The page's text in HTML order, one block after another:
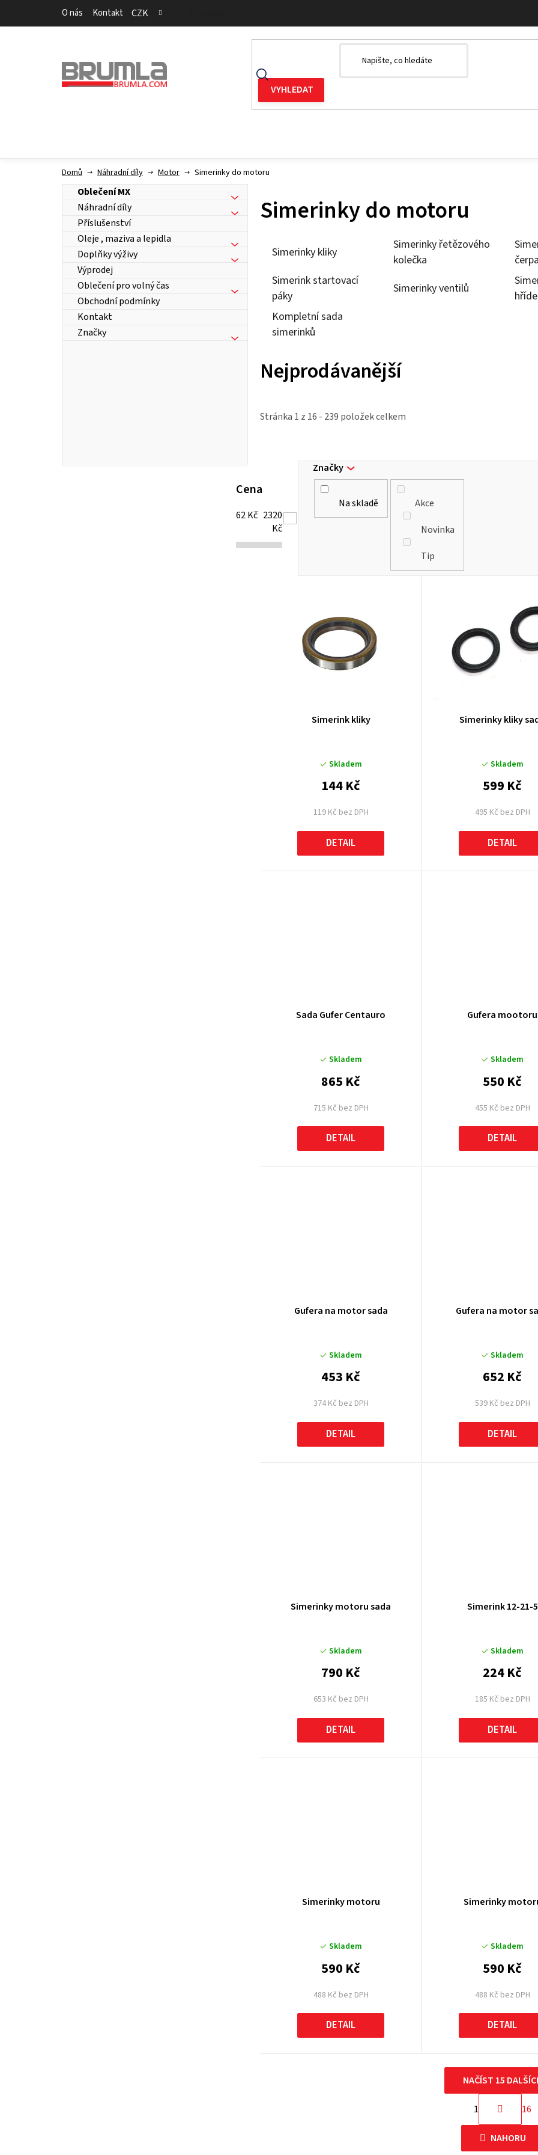
O nás Kontakt CZK
Domů Náhradní díly Motor Simerinky do motoru
Oblečení MX
Náhradní díly
Příslušenství
Oleje , maziva a lepidla
Doplňky výživy
Výprodej
Oblečení pro volný čas
Obchodní podmínky
Kontakt
Značky
Simerinky do motoru
Simerinky kliky
Simerinky řetězového
kolečka
Simerink startovací
páky
Simerinky ventilů
Kompletní sada
simerinků
Nejprodávanější
Stránka 1 z 16 - 239 položek celkem
Cena
62Kč 2320
Kč
Na skladě
Akce
Novinka
Tip
Značky
ů
Simerink kliky
Skladem
119 Kč bez DPH
144 Kč
DETAIL
Simerinky kliky
Skladem
495 Kč bez DPH
599 Kč
DETAIL
Sada Gufer Centauro
Skladem
715 Kč bez DPH
865 Kč
DETAIL
Gufera mootoru
Skladem
455 Kč bez DPH
550 Kč
DETAIL
Gufera na motor sada
Skladem
374 Kč bez DPH
453 Kč
DETAIL
Gufera na motor
Skladem
539 Kč bez DPH
652 Kč
DETAIL
Simerinky motoru sada
Skladem
653 Kč bez DPH
790 Kč
DETAIL
Simerink 12-21-5
Skladem
185 Kč bez DPH
224 Kč
DETAIL
Simerinky motoru
Skladem
488 Kč bez DPH
590 Kč
DETAIL
Simerinky
Skladem
488 Kč bez DPH
590 Kč
DETAIL
O
v
l
NAČÍST 15
t
r
á
1 16
NAHORU